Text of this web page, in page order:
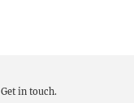
Get in touch.